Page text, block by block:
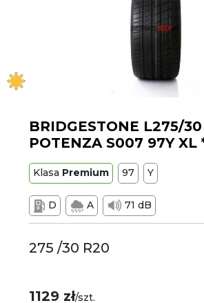
BRIDGESTONE L275/
POTENZA S007 97Y XL
Klasa Premium 97 Y
D A 71 dB
275 /30 R20
1129 zł/szt.